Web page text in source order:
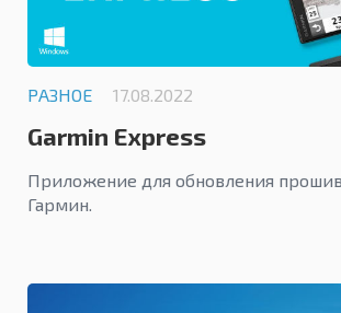
РАЗНОЕ 17.08.2022
Garmin Express
Приложение для обновления
Гармин.